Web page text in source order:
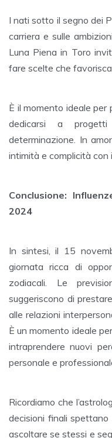
I nati sotto il segno dei
carriera e sulle
Luna Piena in Toro
fare scelte che
È il momento ideale
dedicarsi a
determinazione. In
intimità e complicità con
Conclusione:
2024
In sintesi, il 15
giornata ricca di
zodiacali. Le
suggeriscono di
alle relazioni
È un momento ideale
intraprendere nuovi
personale e
Ricordiamo che
decisioni finali spettano
ascoltare se stessi e